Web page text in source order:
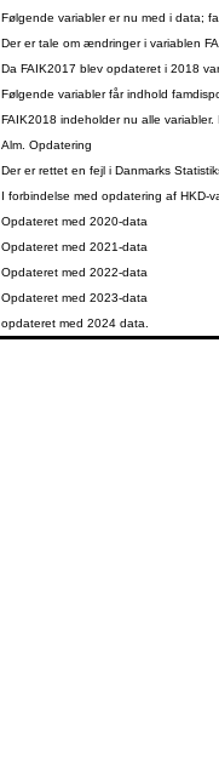
Følgende variabler er nu med i data;
Der er tale om ændringer i variablen
Da FAIK2017 blev opdateret i 2018
Følgende variabler får indhold
FAIK2018 indeholder nu alle
Alm. Opdatering
Der er rettet en fejl i Danmarks
I forbindelse med opdatering af HKD-
Opdateret med 2020-data
Opdateret med 2021-data
Opdateret med 2022-data
Opdateret med 2023-data
opdateret med 2024 data.